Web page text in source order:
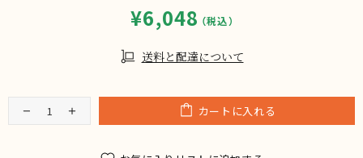
¥6,048
送料と配達について
カートに入れる